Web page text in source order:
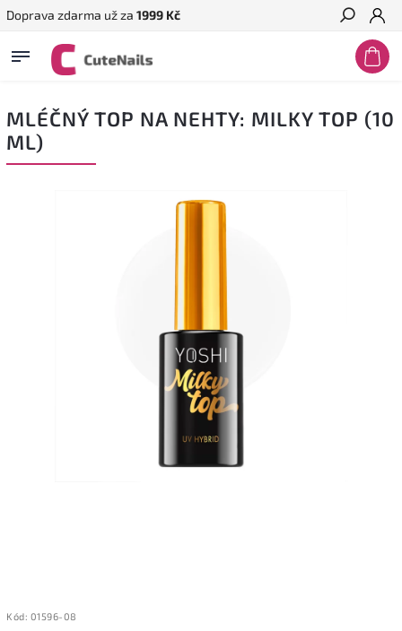
Doprava zdarma už za 1999 Kč
Hledat
MLÉČNÝ TOP NA NEHTY: MILKY TOP (10
ML)
Kód: 01596-08